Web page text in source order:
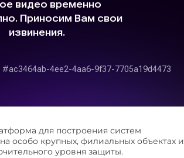
для построения систем
особо крупных, филиальных объектах и
уровня защиты.